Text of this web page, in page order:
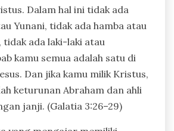
Dalam hal ini tidak ada
Yunani, tidak ada hamba atau
ada laki-laki atau
kamu semua adalah satu di
Dan jika kamu milik Kristus,
keturunan Abraham dan ahli
janji. (Galatia 3:26–29)